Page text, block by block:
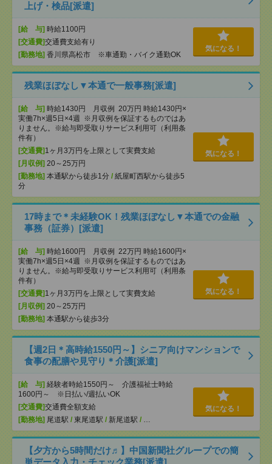
上げ・検品[派遣]
[給 与] 時給1100円
[交通費]交通費支給有り
[勤務地] 香川県高松市 ※車通勤・バイク通勤OK
気になる！
残業ほぼなし▼本通で一般事務[派遣]
[給 与] 時給1430円 月収例 20万円 時給1430円×
実働7h×週5日×4週 ※月収例を保証するものではあ
りません。※給与即受取りサービス利用可（利用条
件有）
[交通費] 1ヶ月3万円を上限として実費支給
[月収例] 20～25万円
[勤務地] 本通駅から徒歩1分 / 紙屋町西駅から徒歩5
分
気になる！
17時まで＊未経験OK！残業ほぼなし▼本通での金融
事務（証券）[派遣]
[給 与] 時給1600円 月収例 22万円 時給1600円×
実働7h×週5日×4週 ※月収例を保証するものではあ
りません。※給与即受取りサービス利用可（利用条
件有）
[交通費] 1ヶ月3万円を上限として実費支給
[月収例] 20～25万円
[勤務地] 本通駅から徒歩3分
気になる！
【週2日＊高時給1550円～】シニア向けマンションで
食事の配膳や見守り＊介護[派遣]
[給 与] 経験者時給1550円～ 介護福祉士時給
1600円～ ※日払い/週払いOK
[交通費]交通費全額支給
[勤務地] 尾道駅 / 東尾道駅 / 新尾道駅 / …
気になる！
【夕方から5時間だけ♬】中国新聞社グループでの簡
単データ入力・チェック業務[派遣]